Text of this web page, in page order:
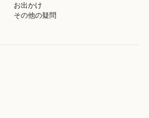
お出かけ
その他の疑問